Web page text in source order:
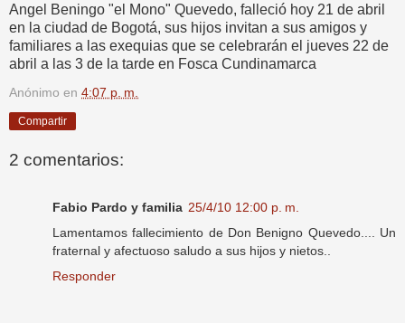
Angel Beningo "el Mono" Quevedo, falleció hoy 21 de abril
en la ciudad de Bogotá, sus hijos invitan a sus amigos y
familiares a las exequias que se celebrarán el jueves 22 de
abril a las 3 de la tarde en Fosca Cundinamarca
Anónimo en 4:07 p. m.
Compartir
2 comentarios:
Fabio Pardo y familia 25/4/10 12:00 p. m.
Lamentamos fallecimiento de Don Benigno Quevedo.... Un
fraternal y afectuoso saludo a sus hijos y nietos..
Responder